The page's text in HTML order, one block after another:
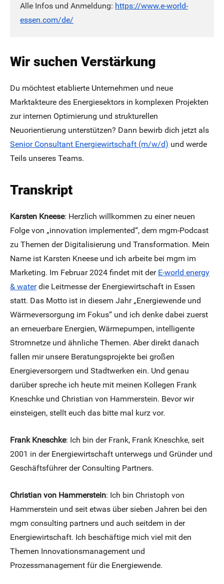
Alle Infos und Anmeldung: https://www.e-world-
essen.com/de/
Wir suchen Verstärkung
Du möchtest etablierte Unternehmen und neue
Marktakteure des Energiesektors in komplexen Projekten
zur internen Optimierung und strukturellen
Neuorientierung unterstützen? Dann bewirb dich jetzt als
Senior Consultant Energiewirtschaft (m/w/d) und werde
Teils unseres Teams.
Transkript
Karsten Kneese: Herzlich willkommen zu einer neuen
Folge von „innovation implemented“, dem mgm-Podcast
zu Themen der Digitalisierung und Transformation. Mein
Name ist Karsten Kneese und ich arbeite bei mgm im
Marketing. Im Februar 2024 findet mit der E-world energy
& waterdie Leitmesse der Energiewirtschaft in Essen
statt. Das Motto ist in diesem Jahr „Energiewende und
Wärmeversorgung im Fokus“ und ich denke dabei zuerst
an erneuerbare Energien, Wärmepumpen, intelligente
Stromnetze und ähnliche Themen. Aber direkt danach
fallen mir unsere Beratungsprojekte bei großen
Energieversorgern und Stadtwerken ein. Und genau
darüber spreche ich heute mit meinen Kollegen Frank
Kneschke und Christian von Hammerstein. Bevor wir
einsteigen, stellt euch das bitte mal kurz vor.
Frank Kneschke: Ich bin der Frank, Frank Kneschke, seit
2001 in der Energiewirtschaft unterwegs und Gründer und
Geschäftsführer der Consulting Partners.
Christian von Hammerstein: Ich bin Christoph von
Hammerstein und seit etwas über sieben Jahren bei den
mgm consulting partners und auch seitdem in der
Energiewirtschaft. Ich beschäftige mich viel mit den
Themen Innovationsmanagement und
Prozessmanagement für die Energiewende.